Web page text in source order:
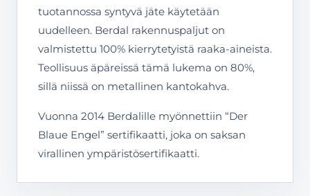
tuotannossa syntyvä jäte käytetään
uudelleen. Berdal rakennuspaljut on
valmistettu 100% kierrytetyistä raaka-aineista.
Teollisuus äpäreissä tämä lukema on 80%,
sillä niissä on metallinen kantokahva.
Vuonna 2014 Berdalille myönnettiin “Der
Blaue Engel” sertifikaatti, joka on saksan
virallinen ympäristösertifikaatti.